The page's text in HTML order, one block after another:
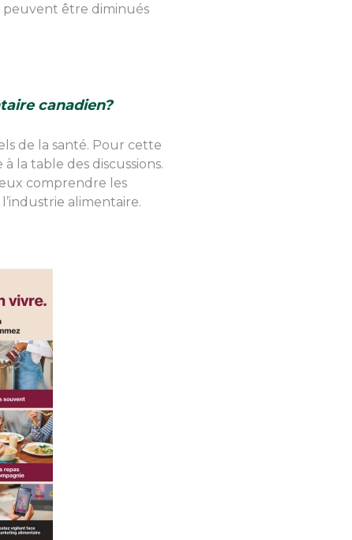
peuvent être diminués
canadien?
de la santé. Pour cette
la table des discussions.
comprendre les
alimentaire.